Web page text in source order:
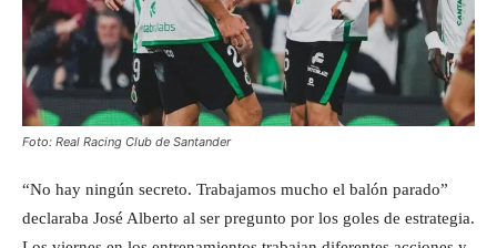
Foto: Real Racing Club de Santander
“No hay ningún secreto. Trabajamos mucho el balón parado”
declaraba José Alberto al ser pregunto por los goles de estrategia.